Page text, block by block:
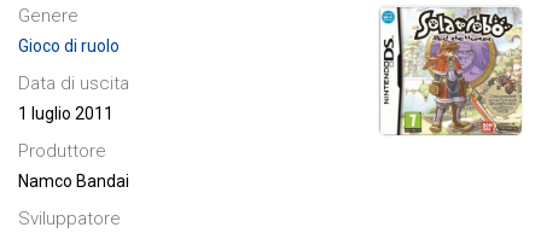
Genere
Gioco di ruolo
Data di uscita
1 luglio 2011
Produttore
Namco Bandai
Sviluppatore